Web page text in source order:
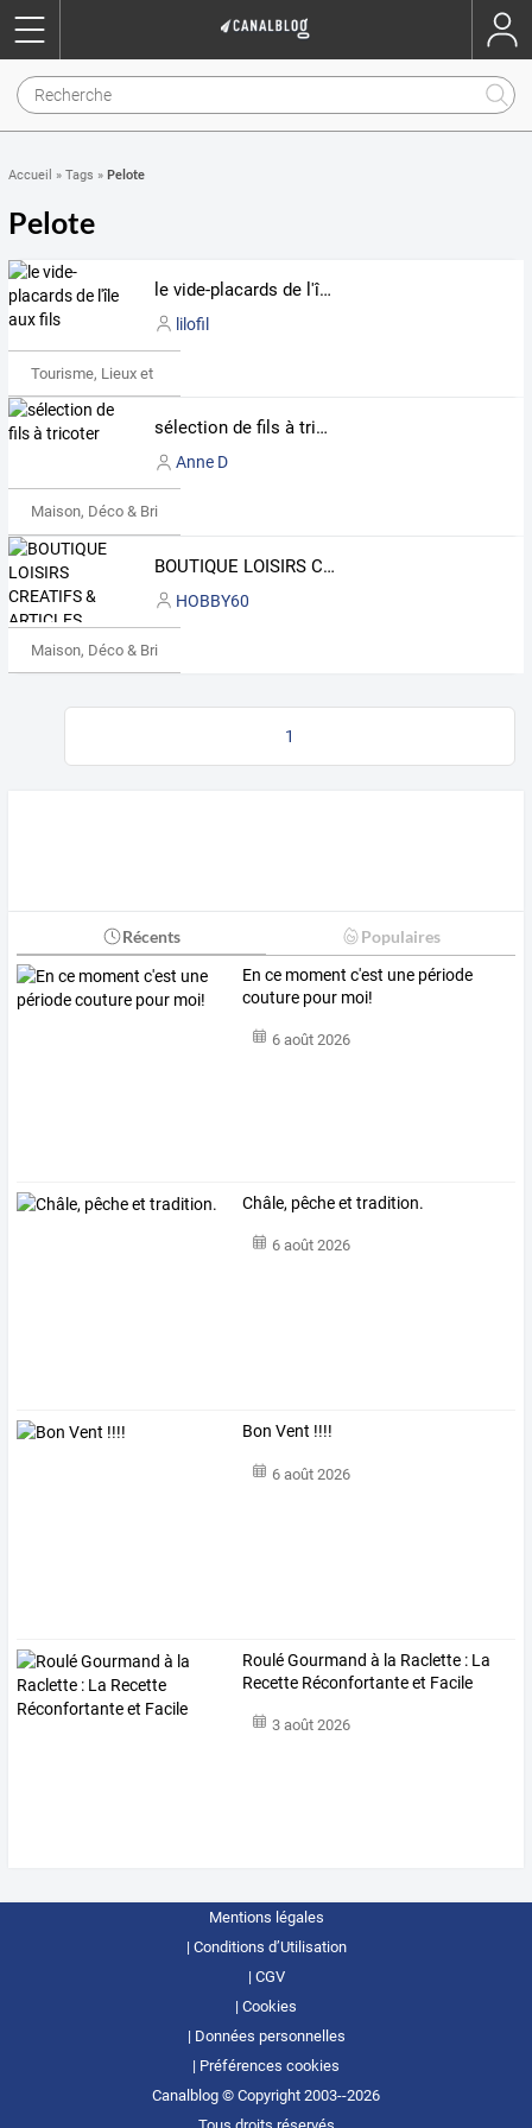
Accueil » Tags » Pelote
Pelote
le vide-placards de l'île aux fils
lilofil
Tourisme, Lieux et Événements
sélection de fils à tricoter
Anne D
Maison, Déco & Bricolage
BOUTIQUE LOISIRS CREATIFS & ARTICLES VINTAGE
HOBBY60
Maison, Déco & Bricolage
1
Récents Populaires
En ce moment c'est une période
couture pour moi!
6 août 2026
Châle, pêche et tradition.
6 août 2026
Bon Vent !!!!
6 août 2026
Roulé Gourmand à la Raclette : La
Recette Réconfortante et Facile
3 août 2026
Mentions légales
Conditions d’Utilisation
CGV
Cookies
Données personnelles
Préférences cookies
Canalblog © Copyright 2003--2026